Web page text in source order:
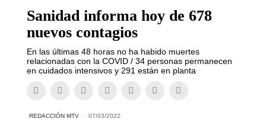
Sanidad informa hoy de 678
nuevos contagios
En las últimas 48 horas no ha habido muertes
relacionadas con la COVID / 34 personas permanecen
en cuidados intensivos y 291 están en planta
REDACCIÓN MTV 07/03/2022